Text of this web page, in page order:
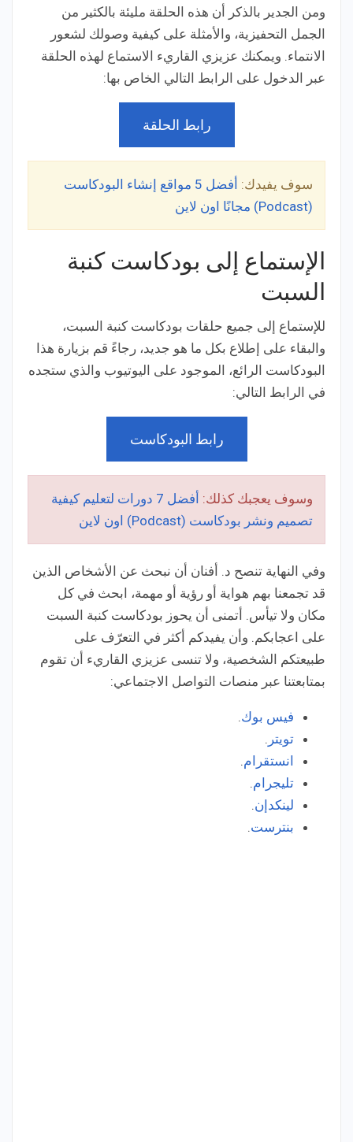
ومن الجدير بالذكر أن هذه الحلقة مليئة بالكثير من
الجمل التحفيزية، والأمثلة على كيفية وصولك لشعور
الانتماء. ويمكنك عزيزي القاريء الاستماع لهذه الحلقة
عبر الدخول على الرابط التالي الخاص بها:
رابط الحلقة
سوف يفيدك:
أفضل 5 مواقع إنشاء البودكاست
(Podcast) مجانًا اون لاين
الإستماع إلى بودكاست كنبة
السبت
للإستماع إلى جميع حلقات بودكاست كنبة السبت،
والبقاء على إطلاع بكل ما هو جديد، رجاءً قم بزيارة هذا
البودكاست الرائع، الموجود على اليوتيوب والذي ستجده
في الرابط التالي:
رابط البودكاست
وسوف يعجبك كذلك:
أفضل 7 دورات لتعليم كيفية
تصميم ونشر بودكاست (Podcast) اون لاين
وفي النهاية تنصح د. أفنان أن نبحث عن الأشخاص الذين
قد تجمعنا بهم هواية أو رؤية أو مهمة، ابحث في كل
مكان ولا تيأس. أتمنى أن يحوز بودكاست كنبة السبت
على اعجابكم. وأن يفيدكم أكثر في التعرّف على
طبيعتكم الشخصية، ولا تنسى عزيزي القاريء أن تقوم
بمتابعتنا عبر منصات التواصل الاجتماعي:
فيس بوك.
تويتر .
انستقرام.
تليجرام.
لينكدإن.
بنترست.